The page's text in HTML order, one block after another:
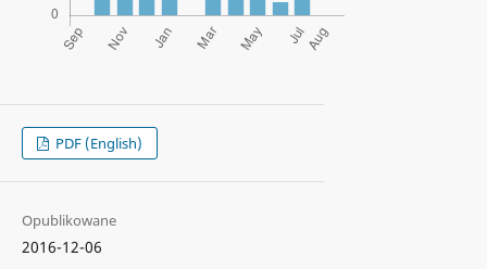
PDF (English)
Opublikowane
2016-12-06